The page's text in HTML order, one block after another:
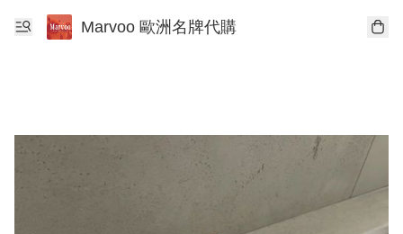
Marvoo 歐洲名牌代購